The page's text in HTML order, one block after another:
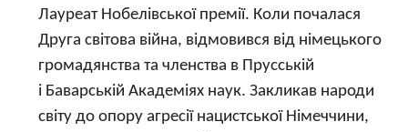
Лауреат Нобелівської премії. Коли почалася
Друга світова війна, відмовився від німецького
громадянства та членства в Прусській
і Баварській Академіях наук. Закликав народи
світу до опору агресії нацистської Німеччини,